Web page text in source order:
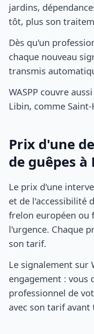
jardins,
tôt, plus son
Dès qu'un
chaque nouveau
transmis
WASPP couvre
Libin, comme
Prix d'une
de guêpes à
Le prix d'une
et de l'accessibilité
frelon européen ou
l'urgence. Chaque
son tarif.
Le signalement sur
engagement : vous
professionnel de
avec son tarif